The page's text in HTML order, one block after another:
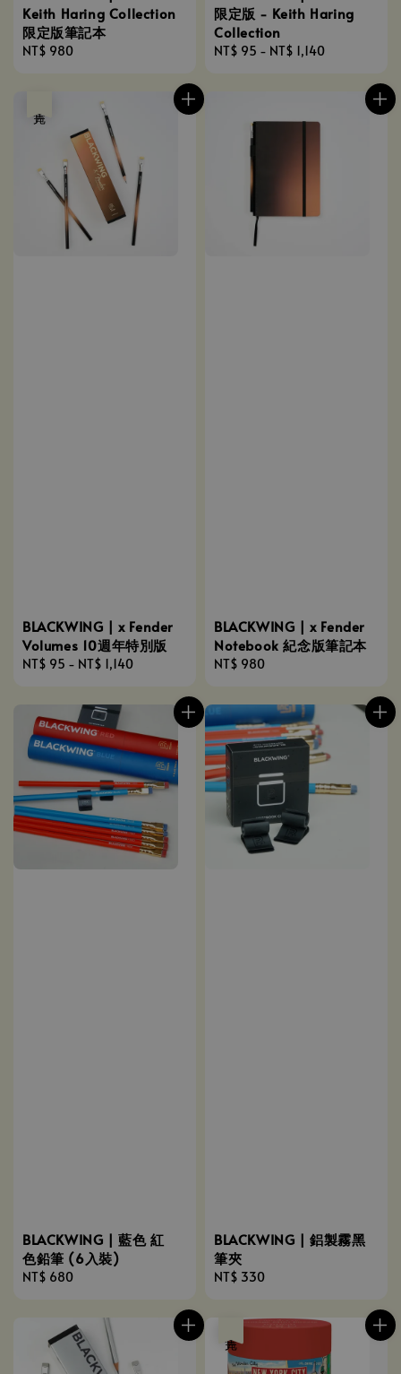
Keith Haring Collection
限定版筆記本
Regular
NT$ 980
限定版 - Keith Haring
Collection
Regular
NT$ 95 - NT$ 1,140
BLACKWING | x Fender
Volumes 10週年特別版
Regular
NT$ 95 - NT$ 1,140
BLACKWING | x Fender
Notebook 紀念版筆記本
Regular
NT$ 980
BLACKWING | 藍色 紅
色鉛筆 (6入裝)
Regular
NT$ 680
BLACKWING | 鋁製霧黑
筆夾
Regular
NT$ 330